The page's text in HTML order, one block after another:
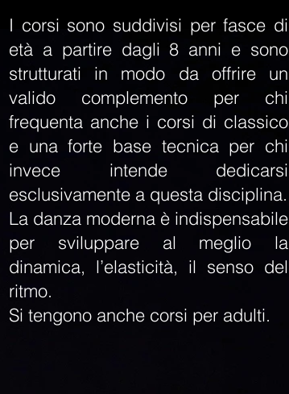
I corsi sono suddivisi per fasce di
età a partire dagli 8 anni e sono
strutturati in modo da offrire un
valido complemento per chi
frequenta anche i corsi di classico
e una forte base tecnica per chi
invece intende dedicarsi
esclusivamente a questa disciplina.
La danza moderna è indispensabile
per sviluppare al meglio la
dinamica, l’elasticità, il senso del
ritmo.
Si tengono anche corsi per adulti.